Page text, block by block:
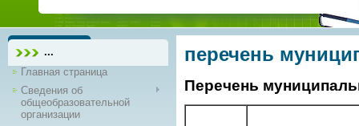
...
Главная страница
Сведения об
общеобразовательной
организации
перечень
Перечень